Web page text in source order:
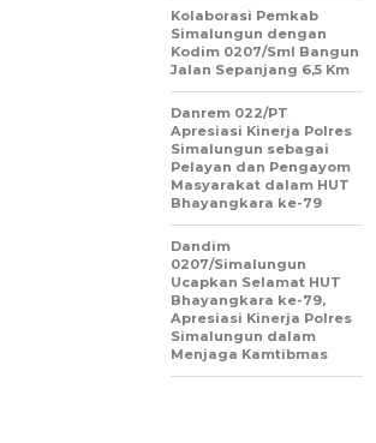
Kolaborasi Pemkab
Simalungun dengan
Kodim 0207/Sml Bangun
Jalan Sepanjang 6,5 Km
Danrem 022/PT
Apresiasi Kinerja Polres
Simalungun sebagai
Pelayan dan Pengayom
Masyarakat dalam HUT
Bhayangkara ke-79
Dandim
0207/Simalungun
Ucapkan Selamat HUT
Bhayangkara ke-79,
Apresiasi Kinerja Polres
Simalungun dalam
Menjaga Kamtibmas